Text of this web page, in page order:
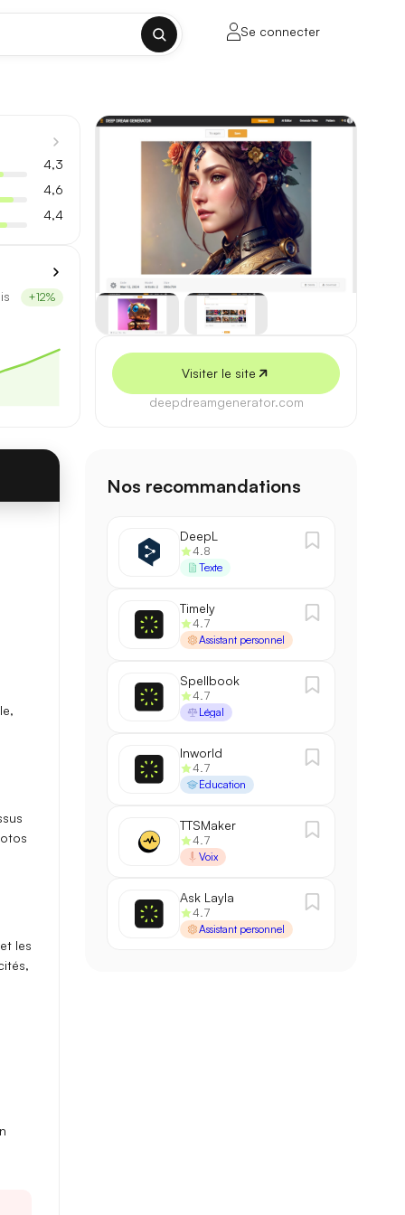
✕
sur la longueur de contexte, la
sans découpage manuel.
milliers de mots.
+2,2
→500 k ×2,5
Se connecter
4,3
4,6
4,4
+12%
Visiter le site
deepdreamgenerator.com
les
Nos recommandations
DeepL
4.8
Texte
Timely
4.7
Assistant personnel
Spellbook
4.7
Légal
Inworld
4.7
Éducation
TTSMaker
4.7
Voix
Ask Layla
4.7
Assistant personnel